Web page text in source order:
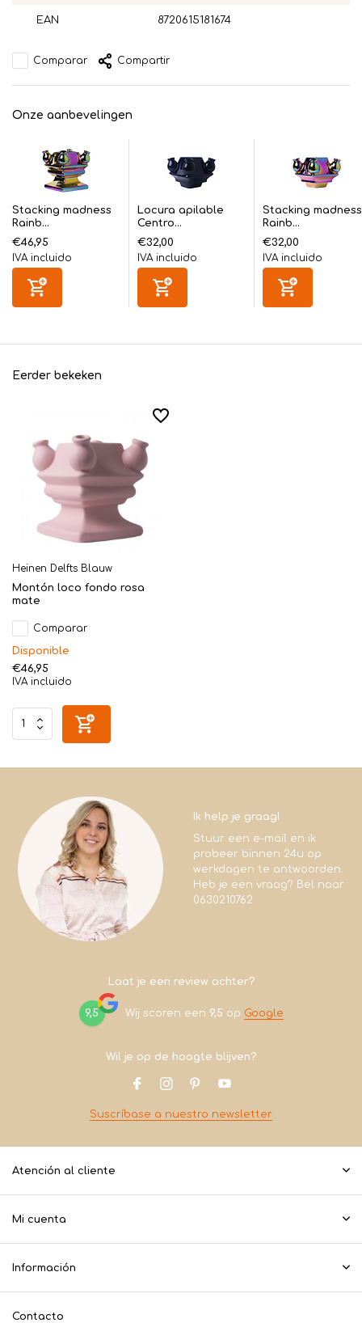
EAN 8720615181674
Comparar Compartir
Onze aanbevelingen
Stacking madness
Rainb...
€46,95
IVA incluido
Locura apilable
Centro...
€32,00
IVA incluido
Stacking madness
Rainb...
€32,00
IVA incluido
Eerder bekeken
Heinen Delfts Blauw
Montón loco fondo rosa
mate
Comparar
Disponible
€46,95
IVA incluido
Ik help je graag!
Stuur een e-mail en ik
probeer binnen 24u op
werkdagen te antwoorden.
Heb je een vraag? Bel naar
0630210762
Laat je een review achter?
9,5 Wij scoren een 9,5 op Google
Wil je op de hoogte blijven?
Suscríbase a nuestro newsletter
Atención al cliente
Mi cuenta
Información
Contacto